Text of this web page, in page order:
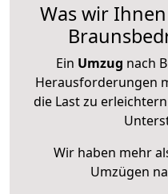
Was wir
Ein Umzug nach
Herausforderungen
die Last zu
Wir haben mehr
Umzügen